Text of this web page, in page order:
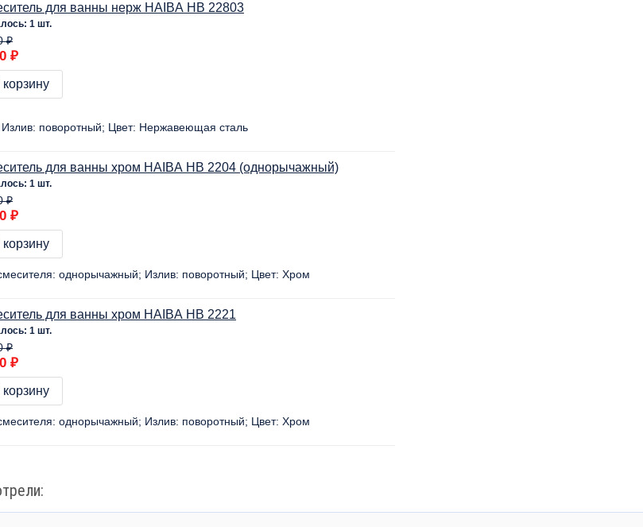
для ванны нерж HAIBA HB 22803
1 шт.
₽
₽
корзину
Излив: поворотный Цвет: Нержавеющая сталь
для ванны хром HAIBA HB 2204 (однорычажный)
1 шт.
₽
₽
корзину
однорычажный Излив: поворотный Цвет: Хром
для ванны хром HAIBA HB 2221
1 шт.
₽
₽
корзину
однорычажный Излив: поворотный Цвет: Хром